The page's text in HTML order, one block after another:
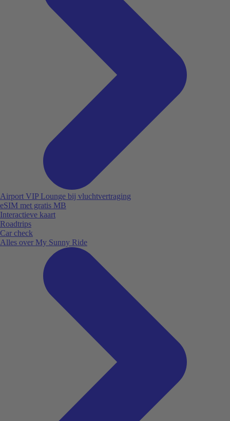
Airport VIP Lounge bij vluchtvertraging
eSIM met gratis MB
Interactieve kaart
Roadtrips
Car check
Alles over My Sunny Ride